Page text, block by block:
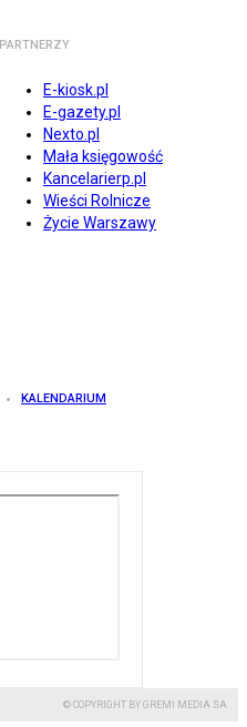
PARTNERZY
E-kiosk.pl
E-gazety.pl
Nexto.pl
Mała księgowość
Kancelarierp.pl
Wieści Rolnicze
Życie Warszawy
KALENDARIUM
© COPYRIGHT BY GREMI MEDIA SA